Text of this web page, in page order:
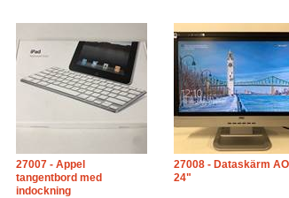
27007 - Appel
tangentbord med
indockning
27008 - Dataskärm
24"